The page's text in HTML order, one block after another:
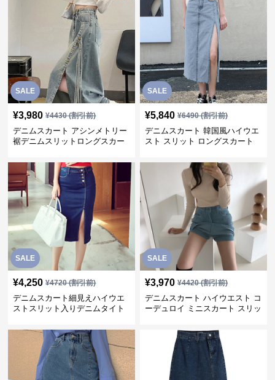
SALE
¥3,980 ¥4430(割引前)
デニムスカート アシンメトリー
裾デニムスリットロングスカー
SALE
¥5,840 ¥6490(割引前)
デニムスカート 韓国風ハイウエ
スト スリット ロングスカート
SALE
¥4,250 ¥4720(割引前)
デニムスカート細見えハイウエ
ストスリット入りデニムタイト
SALE
¥3,970 ¥4420(割引前)
デニムスカート ハイウエスト コ
ーデュロイ ミニスカート スリッ